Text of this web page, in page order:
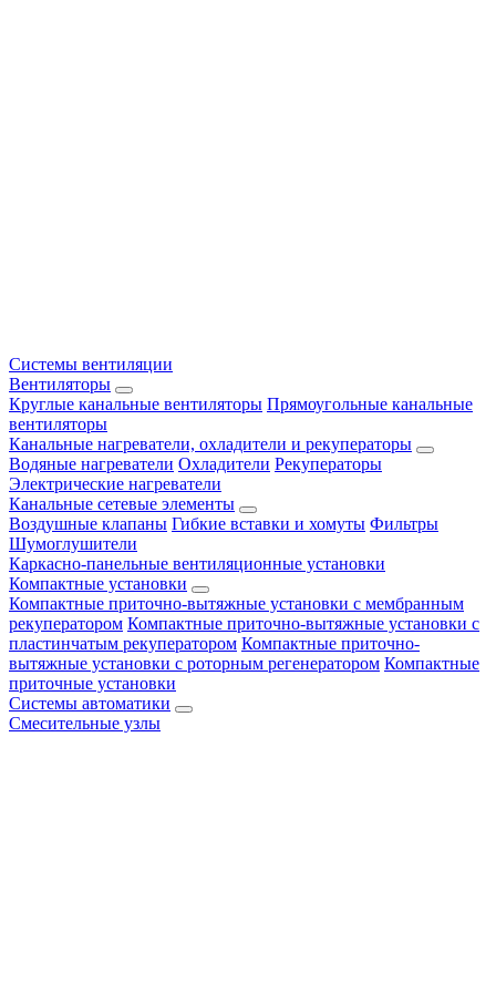
Системы вентиляции
Вентиляторы
Круглые канальные вентиляторы Прямоугольные канальные
вентиляторы
Канальные нагреватели, охладители и рекуператоры
Водяные нагреватели Охладители Рекуператоры
Электрические нагреватели
Канальные сетевые элементы
Воздушные клапаны Гибкие вставки и хомуты Фильтры
Шумоглушители
Каркасно-панельные вентиляционные установки
Компактные установки
Компактные приточно-вытяжные установки с мембранным
рекуператором Компактные приточно-вытяжные установки с
пластинчатым рекуператором Компактные приточно-
вытяжные установки с роторным регенератором Компактные
приточные установки
Системы автоматики
Смесительные узлы